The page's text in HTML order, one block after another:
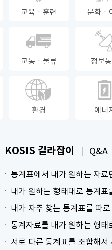
교육ㆍ훈련 문화ㆍ
교통ㆍ물류 정보
환경 에너
KOSIS 길라잡이
내가 자주 찾는 통계표를 따
Q&A